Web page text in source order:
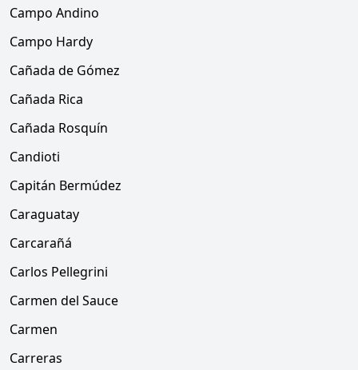
Campo Andino
Campo Hardy
Cañada de Gómez
Cañada Rica
Cañada Rosquín
Candioti
Capitán Bermúdez
Caraguatay
Carcarañá
Carlos Pellegrini
Carmen del Sauce
Carmen
Carreras